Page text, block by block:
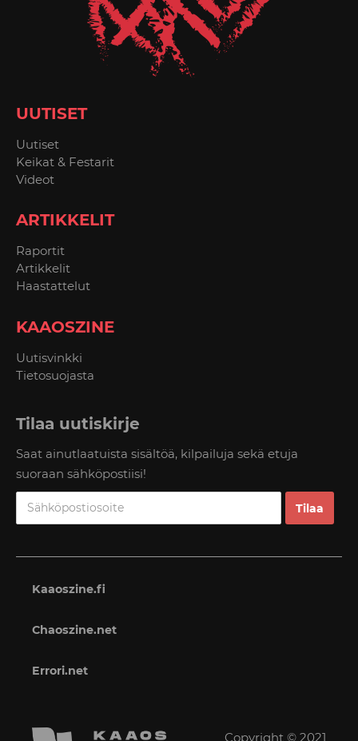
UUTISET
Uutiset
Keikat & Festarit
Videot
ARTIKKELIT
Raportit
Artikkelit
Haastattelut
KAAOSZINE
Uutisvinkki
Tietosuojasta
Tilaa uutiskirje
Saat ainutlaatuista sisältöä, kilpailuja sekä etuja
suoraan sähköpostiisi!
Kaaoszine.fi
Chaoszine.net
Errori.net
Copyright © 2021